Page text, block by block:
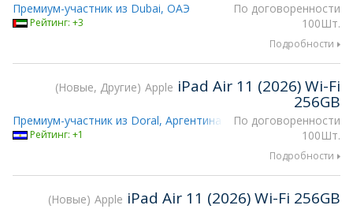
По договоренности
100Шт.
Премиум-участник из Dubai, ОАЭ
Рейтинг: +3
Подробности
Новые, Другие Apple iPad Air 11 (2026) Wi-Fi
256GB
По договоренности
100Шт.
Премиум-участник из Doral, Аргентина
Рейтинг: +1
Подробности
Новые Apple iPad Air 11 (2026) Wi-Fi 256GB